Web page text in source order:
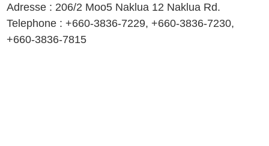
Adresse : 206/2 Moo5 Naklua 12 Naklua Rd.
Telephone : +660-3836-7229, +660-3836-7230,
+660-3836-7815